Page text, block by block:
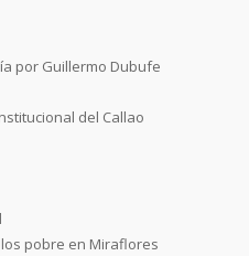
por Guillermo Dubufe
del Callao
pobre en Miraflores